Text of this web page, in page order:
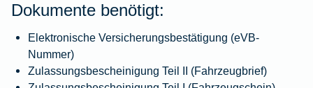
Dokumente benötigt:
Elektronische Versicherungsbestätigung (eVB-
Nummer)
Zulassungsbescheinigung Teil II (Fahrzeugbrief)